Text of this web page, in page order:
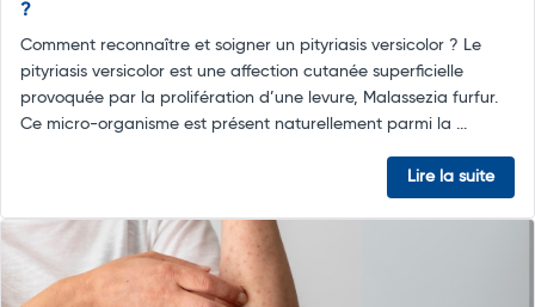
?
Comment reconnaître et soigner un pityriasis versicolor ? Le
pityriasis versicolor est une affection cutanée superficielle
provoquée par la prolifération d’une levure, Malassezia furfur.
Ce micro-organisme est présent naturellement parmi la ...
Lire la suite